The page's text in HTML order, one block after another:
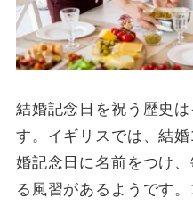
結婚記念日を祝う歴史
す。イギリスでは、結
婚記念日に名前をつけ
る風習があるようです